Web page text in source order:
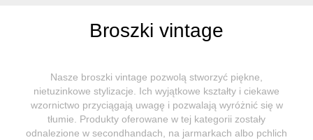
Broszki vintage
Nasze broszki vintage pozwolą stworzyć piękne,
nietuzinkowe stylizacje. Ich wyjątkowe kształty i ciekawe
wzornictwo przyciągają uwagę i pozwalają wyróżnić się w
tłumie. Produkty oferowane w tej kategorii zostały
odnalezione w secondhandach, na jarmarkach albo pchlich